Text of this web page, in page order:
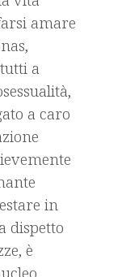
amare
a
a caro
in
dispetto
è